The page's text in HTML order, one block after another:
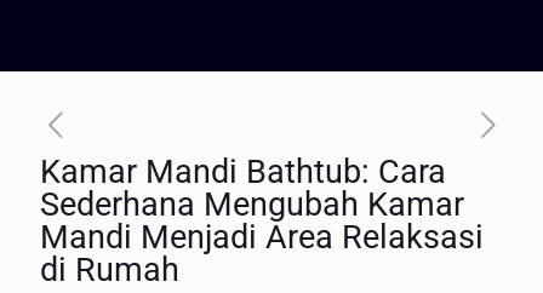
Kamar Mandi Bathtub: Cara
Sederhana Mengubah Kamar
Mandi Menjadi Area Relaksasi
di Rumah